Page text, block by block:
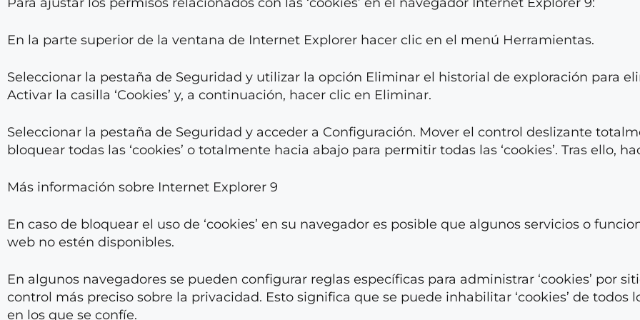
En la parte superior de la ventana de Internet Explorer hacer clic en el menú Herramientas.
Seleccionar la pestaña de Seguridad y utilizar la opción Eliminar el historial de exploración para
Activar la casilla ‘Cookies’ y, a continuación, hacer clic en Eliminar.
Seleccionar la pestaña de Seguridad y acceder a Configuración. Mover el control deslizante
bloquear todas las ‘cookies’ o totalmente hacia abajo para permitir todas las ‘cookies’. Tras ello,
Más información sobre Internet Explorer 9
En caso de bloquear el uso de ‘cookies’ en su navegador es posible que algunos servicios o
web no estén disponibles.
En algunos navegadores se pueden configurar reglas específicas para administrar ‘cookies’ por
control más preciso sobre la privacidad. Esto significa que se puede inhabilitar ‘cookies’ de todos
en los que se confíe.